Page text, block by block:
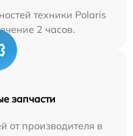
техники Polaris
2 часов.
запчасти
от производителя в